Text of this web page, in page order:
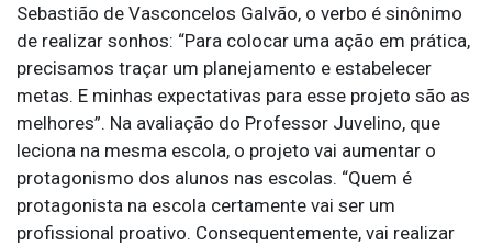
Sebastião de Vasconcelos Galvão, o verbo é sinônimo
de realizar sonhos: “Para colocar uma ação em prática,
precisamos traçar um planejamento e estabelecer
metas. E minhas expectativas para esse projeto são as
melhores”. Na avaliação do Professor Juvelino, que
leciona na mesma escola, o projeto vai aumentar o
protagonismo dos alunos nas escolas. “Quem é
protagonista na escola certamente vai ser um
profissional proativo. Consequentemente, vai realizar